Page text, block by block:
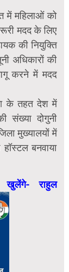
में महिलाओं को
मदद के लिए
की नियुक्ति
अधिकारों की
करने में मदद
के तहत देश में
संख्या दोगुनी
मुख्यालयों में
बनवाया
खुलेंगे- राहुल